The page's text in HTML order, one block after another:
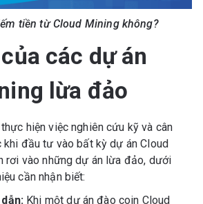
tiền từ Cloud Mining không?
các dự án
lừa đảo
hiện việc nghiên cứu kỹ và cân
khi đầu tư vào bất kỳ dự án Cloud
rơi vào những dự án lừa đảo, dưới
cần nhận biết:
Khi một dự án đào coin Cloud